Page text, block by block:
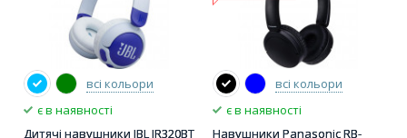
всі кольори
є в наявності
Дитячі навушники JBL JR320BT
всі кольори
є в наявності
Навушники Panasonic RB-